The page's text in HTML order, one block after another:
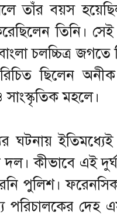
তাঁর বয়স
তিনি।
চলচ্চিত্র জগতে
ছিলেন
মহলে।
ঘটনায়
কীভাবে এই
পুলিশ।
পরিচালকের দেহ